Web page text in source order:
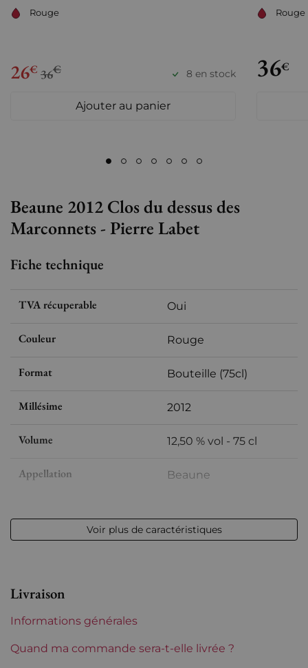
Rouge
26€ 36€ 8 en stock
Ajouter au panier
Rouge
36€
Beaune 2012 Clos du dessus des
Marconnets - Pierre Labet
Fiche technique
TVA récuperable Oui
Couleur Rouge
Format Bouteille (75cl)
Millésime 2012
Volume 12,50 % vol - 75 cl
Appellation Beaune
Etiquette Parfaite
Tranche de prix De 30 à 50 €
Voir plus de caractéristiques
Livraison
Informations générales
Quand ma commande sera-t-elle livrée ?